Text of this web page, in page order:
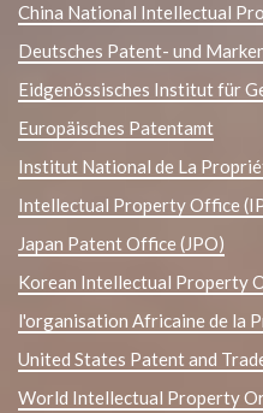
China National Intellectual
Deutsches Patent- und
Eidgenössisches Institut für
Europäisches Patentamt
Institut National de La
Intellectual Property Office
Japan Patent Office (JPO)
Korean Intellectual Property
l'organisation Africaine de la
United States Patent and
World Intellectual Property